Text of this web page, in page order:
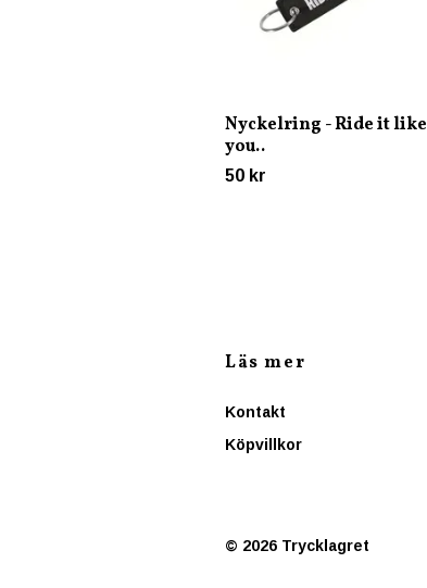
Nyckelring - Ride it like
you..
50 kr
Läs mer
Kontakt
Köpvillkor
© 2026 Trycklagret